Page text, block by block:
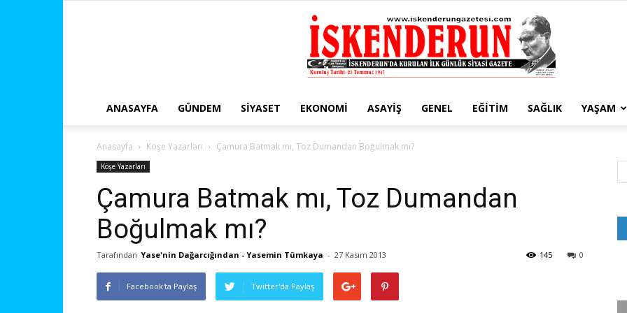
ANASAYFA GÜNDEM SIYASET EKONOMI ASAYIŞ GENEL EĞITIM SAĞLIK YAŞAM
Anasayfa Köşe Yazarları Çamura Batmak mı, Toz Dumandan Boğulmak mı?
Köşe Yazarları
Çamura Batmak mı, Toz Dumandan
Boğulmak mı?
Tarafından Yase'nin Dağarcığından - Yasemin Tümkaya - 27 Kasım 2013 0
145
Facebook'ta Paylaş Twitter'da Paylaş